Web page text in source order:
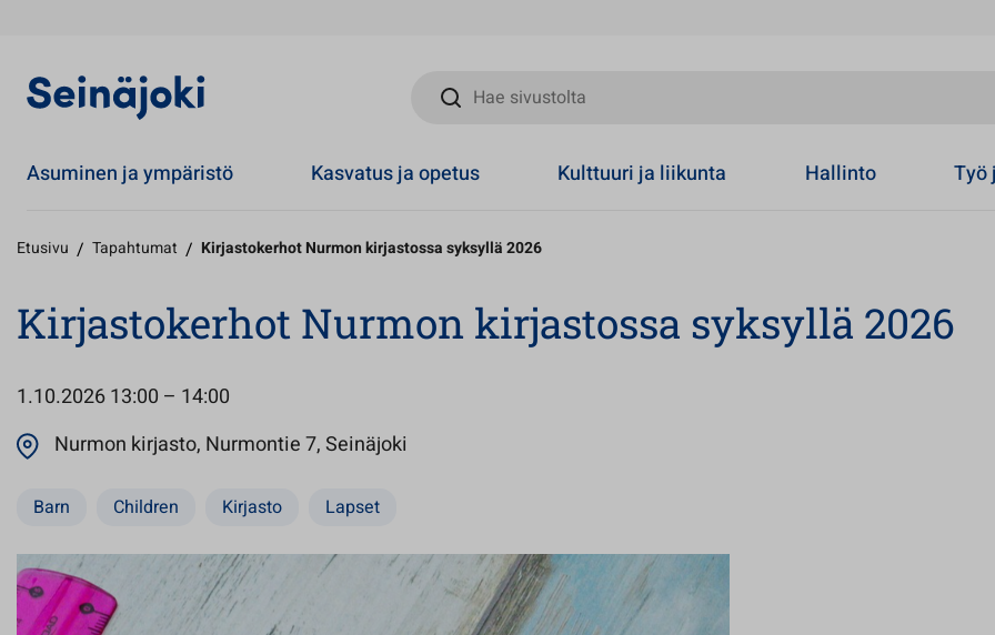
Hae sivustolta
Asuminen ja ympäristö Kasvatus ja opetus Kulttuuri ja liikunta Hallinto Työ
Etusivu / Tapahtumat / Kirjastokerhot Nurmon kirjastossa syksyllä 2026
Kirjastokerhot Nurmon kirjastossa syksyllä 2026
1.10.202613:00 – 14:00
Nurmon kirjasto, Nurmontie 7, Seinäjoki
Barn Children Kirjasto Lapset